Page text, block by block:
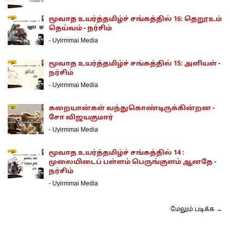
மூவாத உயர்த்தமிழ்ச் சங்கத்தில் 16: தெறூஉம்
தெய்வம் - நர்சிம்
- Uyirmmai Media
மூவாத உயர்த்தமிழ்ச் சங்கத்தில் 15: அளியள் -
நர்சிம்
- Uyirmmai Media
கறையான்கள் வந்துகொண்டிருக்கின்றன -
சோ விஜயகுமார்
- Uyirmmai Media
மூவாத உயர்த்தமிழ்ச் சங்கத்தில் 14 :
முலையிடைப் பள்ளம் பெருங்குளம் ஆனதே -
நர்சிம்
- Uyirmmai Media
மேலும் படிக்க →